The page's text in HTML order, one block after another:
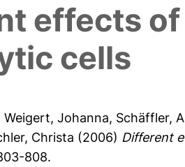
effects
cells
Weigert, Johanna, Schäffler,
Christa (2006) Different
808.